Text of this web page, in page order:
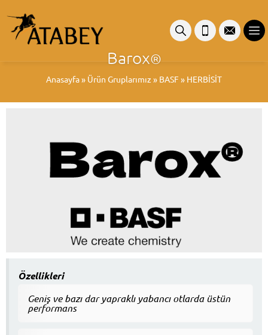
Barox®
Anasayfa» Ürün Gruplarımız » BASF » HERBİSİT
Özellikleri
Geniş ve bazı dar yapraklı yabancı otlarda üstün
performans